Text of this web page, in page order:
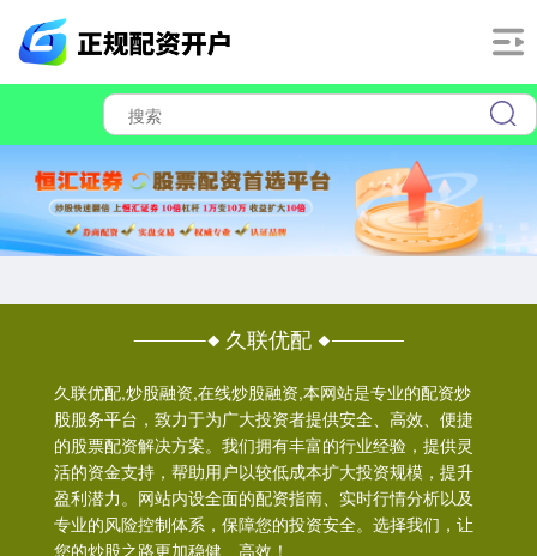
久联优配
久联优配,炒股融资,在线炒股融资,本网站是专业的配资炒
股服务平台，致力于为广大投资者提供安全、高效、便捷
的股票配资解决方案。我们拥有丰富的行业经验，提供灵
活的资金支持，帮助用户以较低成本扩大投资规模，提升
盈利潜力。网站内设全面的配资指南、实时行情分析以及
专业的风险控制体系，保障您的投资安全。选择我们，让
您的炒股之路更加稳健、高效！